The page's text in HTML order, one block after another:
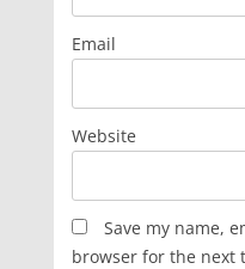
Email
Website
Save my name,
browser for the next